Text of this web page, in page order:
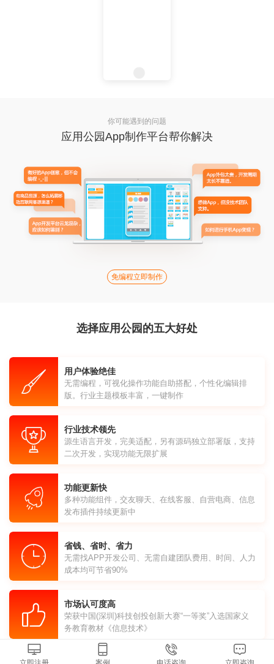
你可能遇到的问题
应用公园App制作平台帮你解决
免编程立即制作
选择应用公园的五大好处
用户体验绝佳
无需编程，可视化操作功能自助搭配，个性化编辑排
版。行业主题模板丰富，一键制作
行业技术领先
源生语言开发，完美适配，另有源码独立部署版，支持
二次开发，实现功能无限扩展
功能更新快
多种功能组件，交友聊天、在线客服、自营电商、信息
发布插件持续更新中
省钱、省时、省力
无需找APP开发公司、无需自建团队费用、时间、人力
成本均可节省90%
市场认可度高
荣获中国(深圳)科技创投创新大赛“一等奖”入选国家义
务教育教材《信息技术》